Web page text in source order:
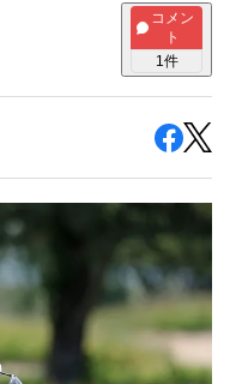
コメン
ト
1件